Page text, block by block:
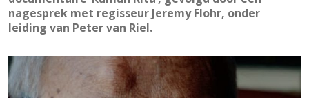
nagesprek met regisseur Jeremy Flohr, onder
leiding van Peter van Riel.